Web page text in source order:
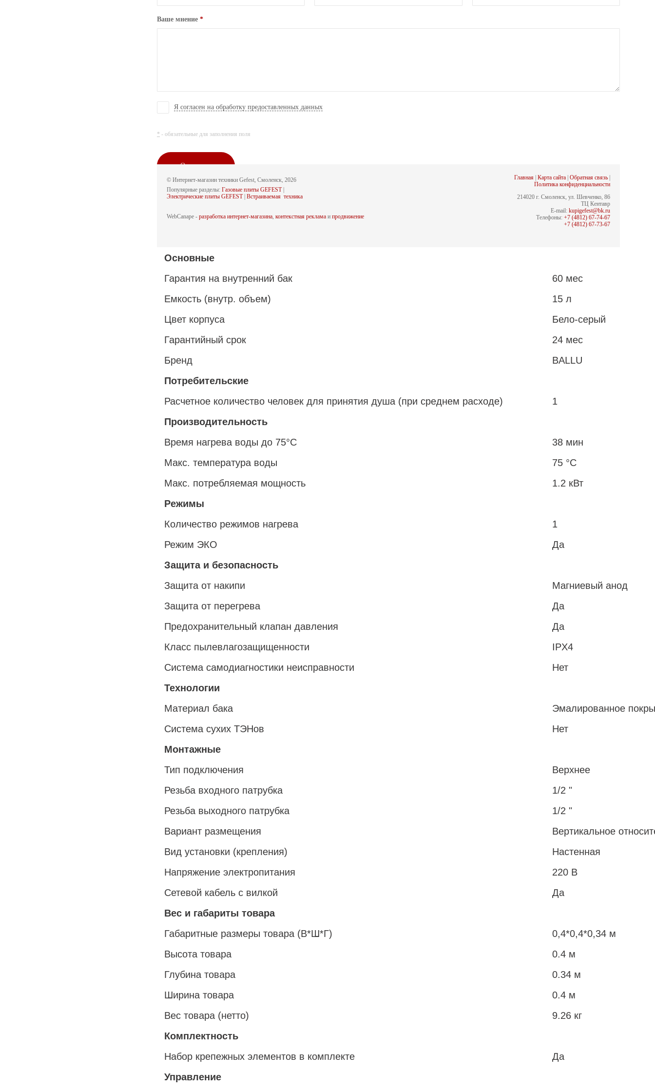
Ваше мнение *
Я согласен на обработку предоставленных данных
* - обязательные для заполнения поля
Отправить
ПРЕДЫДУЩАЯ СЛЕДУЮЩАЯ
© Интернет-магазин техники Gefest, Смоленск, 2026
Популярные разделы: Газовые плиты GEFEST|
Электрические плиты GEFEST| Встраиваемая техника
214020 г. Смоленск, ул. Шевченко, 86
ТЦ Кентавр
E-mail: kupigefest@bk.ru
Телефоны: +7 (4812) 67-74-67
+7 (4812) 67-73-67
Главная | Карта сайта | Обратная связь |
Политика конфиденциальности
WebCanape - разработка интернет-магазина контекстная реклама и продвижение
Основные
Гарантия на внутренний бак
60 мес
Емкость (внутр. объем)
15 л
Цвет корпуса
Бело-серый
Гарантийный срок
24 мес
Бренд
BALLU
Потребительские
Расчетное количество человек для принятия душа (при среднем расходе)
1
Производительность
Время нагрева воды до 75°С
38 мин
Макс. температура воды
75 °С
Макс. потребляемая мощность
1.2 кВт
Режимы
Количество режимов нагрева
1
Режим ЭКО
Да
Защита и безопасность
Защита от накипи
Магниевый анод
Защита от перегрева
Да
Предохранительный клапан давления
Да
Класс пылевлагозащищенности
IPX4
Система самодиагностики неисправности
Нет
Технологии
Материал бака
Эмалированное
Система сухих ТЭНов
Нет
Монтажные
Тип подключения
Верхнее
Резьба входного патрубка
1/2 "
Резьба выходного патрубка
1/2 "
Вариант размещения
Вертикальное
Вид установки (крепления)
Настенная
Напряжение электропитания
220 В
Сетевой кабель с вилкой
Да
Вес и габариты товара
Габаритные размеры товара (В*Ш*Г)
0,4*0,4*0,34 м
Высота товара
0.4 м
Глубина товара
0.34 м
Ширина товара
0.4 м
Вес товара (нетто)
9.26 кг
Комплектность
Набор крепежных элементов в комплекте
Да
Управление